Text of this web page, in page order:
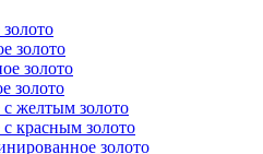
золото
золото
золото
с желтым золото
с красным золото
золото